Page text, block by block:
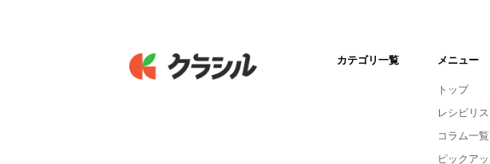
カテゴリ一覧 メニュー
トップ
レシピリス
コラム一覧
ピックア